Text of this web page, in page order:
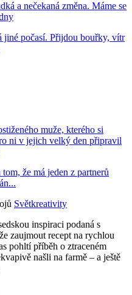
a nečekaná změna. Máme se
jiné počasí. Přijdou bouřky, vítr
muže, kterého si
ni v jejich velký den připravil
že má jeden z partnerů
Světkreativity
inspiraci podaná s
zaujmout recept na rychlou
pohltí příběh o ztraceném
našli na farmě – a ještě